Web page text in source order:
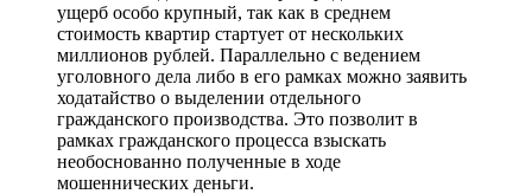
ущерб особо крупный, так как в среднем
стоимость квартир стартует от нескольких
миллионов рублей. Параллельно с ведением
уголовного дела либо в его рамках можно заявить
ходатайство о выделении отдельного
гражданского производства. Это позволит в
рамках гражданского процесса взыскать
необоснованно полученные в ходе
мошеннических деньги.